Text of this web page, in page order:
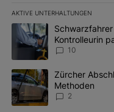
AKTIVE UNTERHALTUNGEN
Das Folgende ist eine
Ein Trendartikel mit
Kontrolleurin
10
Ein Trendartikel mit dem
Zürcher
Methoden
2